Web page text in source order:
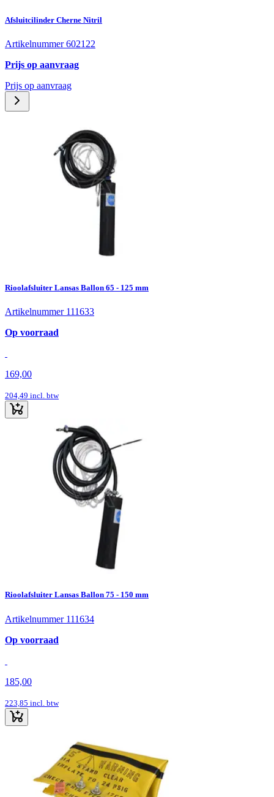
Afsluitcilinder Cherne Nitril
Artikelnummer 602122
Prijs op aanvraag
Prijs op aanvraag
Rioolafsluiter Lansas Ballon 65 - 125 mm
Artikelnummer 111633
Op voorraad
169,00
204,49 incl. btw
Rioolafsluiter Lansas Ballon 75 - 150 mm
Artikelnummer 111634
Op voorraad
185,00
223,85 incl. btw